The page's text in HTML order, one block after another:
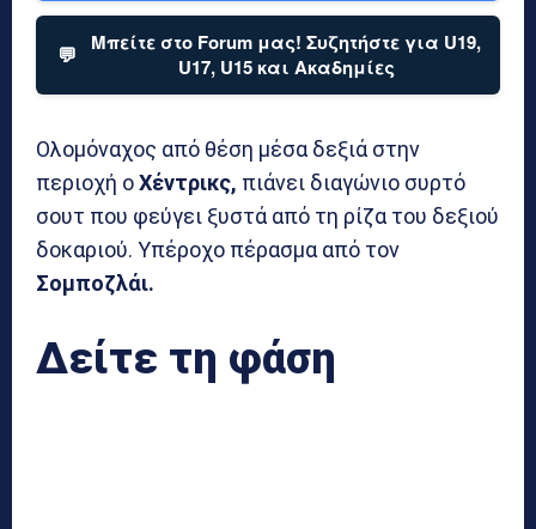
💬
Μπείτε στο Forum μας! Συζητήστε για U19,
U17, U15 και Ακαδημίες
Ολομόναχος από θέση μέσα δεξιά στην
περιοχή οΧέντρικς, πιάνει διαγώνιο συρτό
σουτ που φεύγει ξυστά από τη ρίζα του δεξιού
δοκαριού. Υπέροχο πέρασμα από τον
Σομποζλάι.
Δείτε τη φάση